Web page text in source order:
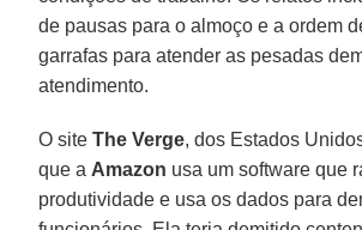
de pausas para o almoço e a ordem
garrafas para atender as pesadas
atendimento.
O siteThe Verge, dos Estados
que a Amazon usa um software que
produtividade e usa os dados para